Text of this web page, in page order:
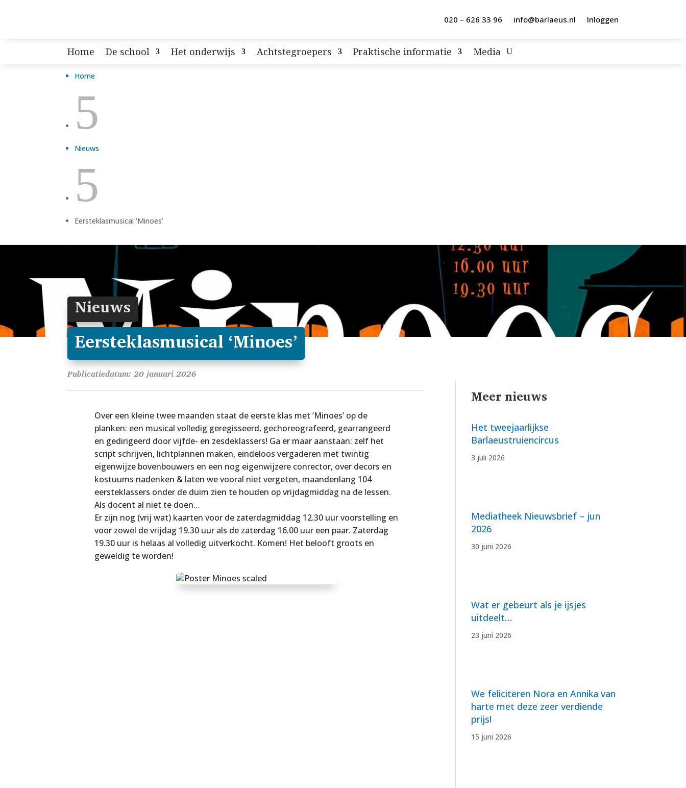
020 – 626 33 96 info@barlaeus.nl Inloggen
Home De school Het onderwijs Achtstegroepers Praktische informatie Media
Home
5
Nieuws
5
Eersteklasmusical ‘Minoes’
Nieuws
Eersteklasmusical ‘Minoes’
Publicatiedatum: 20 januari 2026
Over een kleine twee maanden staat de eerste klas met ‘Minoes’ op de
planken: een musical volledig geregisseerd, gechoreografeerd, gearrangeerd
en gedirigeerd door vijfde- en zesdeklassers! Ga er maar aanstaan: zelf het
script schrijven, lichtplannen maken, eindeloos vergaderen met twintig
eigenwijze bovenbouwers en een nog eigenwijzere conrector, over decors en
kostuums nadenken & laten we vooral niet vergeten, maandenlang 104
eersteklassers onder de duim zien te houden op vrijdagmiddag na de lessen.
Als docent al niet te doen…
Er zijn nog (vrij wat) kaarten voor de zaterdagmiddag 12.30 uur voorstelling en
voor zowel de vrijdag 19.30 uur als de zaterdag 16.00 uur een paar. Zaterdag
19.30 uur is helaas al volledig uitverkocht. Komen! Het belooft groots en
geweldig te worden!
Meer nieuws
Het tweejaarlijkse
Barlaeustruiencircus
3 juli 2026
Mediatheek Nieuwsbrief – jun
2026
30 juni 2026
Wat er gebeurt als je ijsjes
uitdeelt…
23 juni 2026
We feliciteren Nora en Annika van
harte met deze zeer verdiende
prijs!
15 juni 2026